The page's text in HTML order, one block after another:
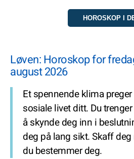
Løven: Horoskop for
august 2026
Et spennende klima
sosiale livet ditt. Du
å skynde deg inn i
deg på lang sikt. Skaff
du bestemmer deg.